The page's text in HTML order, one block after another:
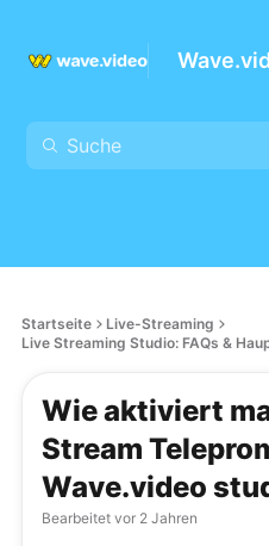
Startseite
Live-Streaming
Live Streaming Studio: FAQs &
Wie aktiviert
Stream
Wave.video
Bearbeitet vor 2 Jahren